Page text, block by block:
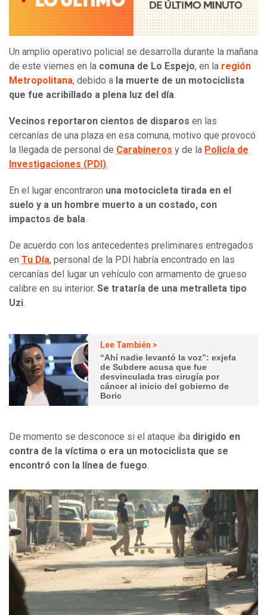
Un amplio operativo policial se desarrolla durante la mañana
de este viernes en la comuna de Lo Espejo, en la región
Metropolitana, debido a la muerte de un motociclista
que fue acribillado a plena luz del día.
Vecinos reportaron cientos de disparos en las
cercanías de una plaza en esa comuna, motivo que provocó
la llegada de personal de Carabineros y de la Policía de
Investigaciones (PDI).
En el lugar encontraron una motocicleta tirada en el
suelo y a un hombre muerto a un costado, con
impactos de bala.
De acuerdo con los antecedentes preliminares entregados
en Tu Día, personal de la PDI habría encontrado en las
cercanías del lugar un vehículo con armamento de grueso
calibre en su interior. Se trataría de una metralleta tipo
Uzi.
Lee También >
“Ahí nadie levantó la voz”: exjefa
de Subdere acusa que fue
desvinculada tras cirugía por
cáncer al inicio del gobierno de
Boric
De momento se desconoce si el ataque iba dirigido en
contra de la víctima o era un motociclista que se
encontró con la línea de fuego.